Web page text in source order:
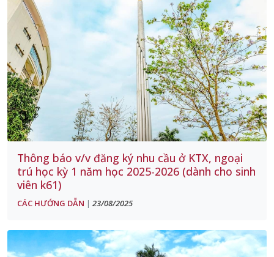
Thông báo v/v đăng ký nhu cầu ở KTX, ngoại
trú học kỳ 1 năm học 2025-2026 (dành cho sinh
viên k61)
CÁC HƯỚNG DẪN | 23/08/2025